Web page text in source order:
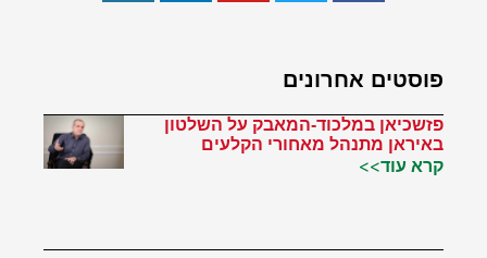
פוסטים אחרונים
פזשכיאן במלכוד-המאבק על השלטון
באיראן מתנהל מאחורי הקלעים
קרא עוד>>